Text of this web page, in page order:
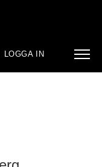
LOGGA IN